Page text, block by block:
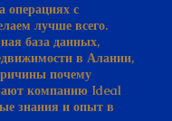
операциях с
лучше всего.
база данных,
в Алании,
почему
компанию Ideal
знания и опыт в